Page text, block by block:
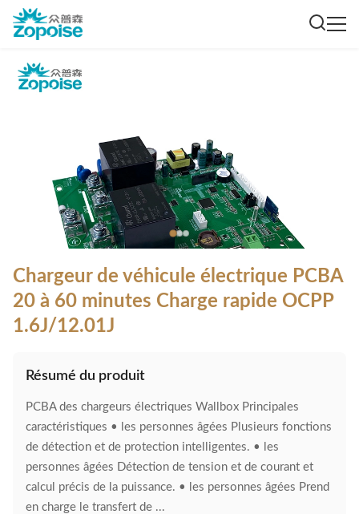
Chargeur de véhicule électrique PCBA
20 à 60 minutes Charge rapide OCPP
1.6J/12.01J
Résumé du produit
PCBA des chargeurs électriques Wallbox Principales
caractéristiques • les personnes âgées Plusieurs fonctions
de détection et de protection intelligentes. • les
personnes âgées Détection de tension et de courant et
calcul précis de la puissance. • les personnes âgées Prend
en charge le transfert de ...